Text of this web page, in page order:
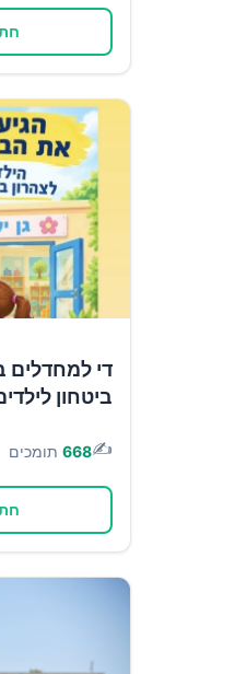
די למחדלים
ביטחון
✍️
668 תומכים